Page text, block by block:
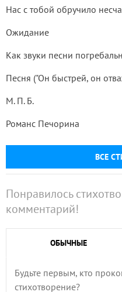
ВСЕ
Нас с тобой обручило
Ожидание
Как звуки песни
Песня ("Он быстрей, он
М. П. Б.
Романс Печорина
Понравилось
комментарий!
ОБЫЧНЫЕ
Будьте первым, кто
стихотворение?